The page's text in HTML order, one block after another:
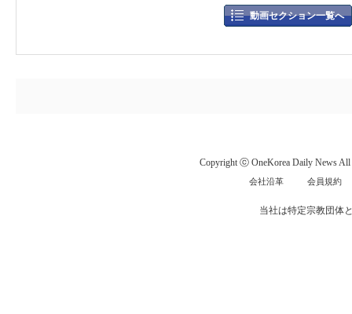
動画セクション一覧へ
Copyright ⓒ OneKorea Daily News All
会社沿革 会員規約
当社は特定宗教団体